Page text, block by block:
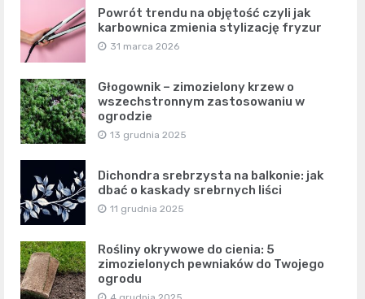
Powrót trendu na objętość czyli jak
karbownica zmienia stylizację fryzur
31 marca 2026
Głogownik – zimozielony krzew o
wszechstronnym zastosowaniu w
ogrodzie
13 grudnia 2025
Dichondra srebrzysta na balkonie: jak
dbać o kaskady srebrnych liści
11 grudnia 2025
Rośliny okrywowe do cienia: 5
zimozielonych pewniaków do Twojego
ogrodu